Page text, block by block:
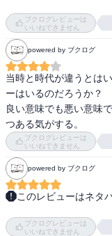
本書を読み、今後の世
じ過ちを犯してしまう
見ていると、落胆の気
ブクログレビューは
いいねできません
powered by ブクログ
当時と時代が違うとは
ーはいるのだろうか？
良い意味でも悪い意味
つある気がする。
ブクログレビューは
いいねできません
powered by ブクログ
このレビューはネタ
国際石油カルテルとの
ブクログレビューは
いいねできません